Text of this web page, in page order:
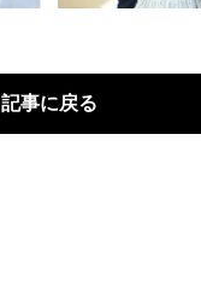
記事に戻る